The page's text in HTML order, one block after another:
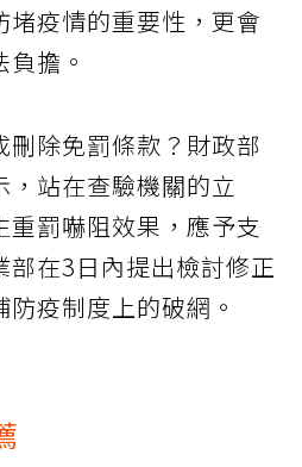
堵疫情的重要性，更會
擔。
除免罰條款？財政部
站在查驗機關的立
罰嚇阻效果，應予支
部在3日內提出檢討修正
疫制度上的破網。